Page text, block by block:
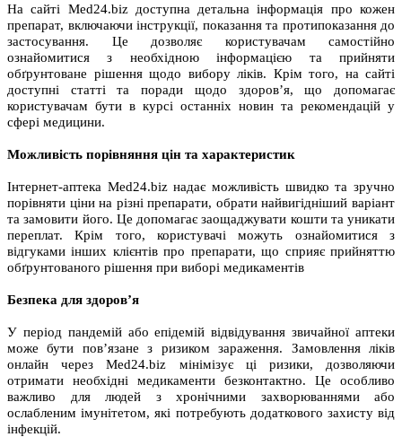
На сайті Med24.biz доступна детальна інформація про кожен
препарат, включаючи інструкції, показання та протипоказання до
застосування. Це дозволяє користувачам самостійно
ознайомитися з необхідною інформацією та прийняти
обґрунтоване рішення щодо вибору ліків. Крім того, на сайті
доступні статті та поради щодо здоров’я, що допомагає
користувачам бути в курсі останніх новин та рекомендацій у
сфері медицини.
Можливість порівняння цін та характеристик
Інтернет-аптека Med24.biz надає можливість швидко та зручно
порівняти ціни на різні препарати, обрати найвигідніший варіант
та замовити його. Це допомагає заощаджувати кошти та уникати
переплат. Крім того, користувачі можуть ознайомитися з
відгуками інших клієнтів про препарати, що сприяє прийняттю
обґрунтованого рішення при виборі медикаментів
Безпека для здоров’я
У період пандемій або епідемій відвідування звичайної аптеки
може бути пов’язане з ризиком зараження. Замовлення ліків
онлайн через Med24.biz мінімізує ці ризики, дозволяючи
отримати необхідні медикаменти безконтактно. Це особливо
важливо для людей з хронічними захворюваннями або
ослабленим імунітетом, які потребують додаткового захисту від
інфекцій.